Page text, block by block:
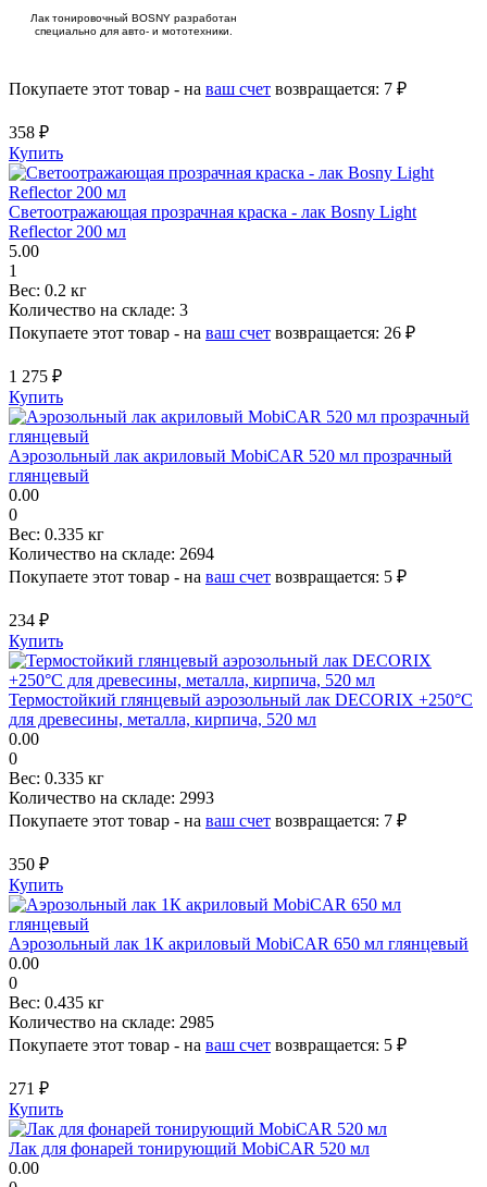
Лак тонировочный BOSNY разработан
специально для авто- и мототехники.
Покупаете этот товар - на ваш счет возвращается: 7 ₽
358 ₽
Купить
Светоотражающая прозрачная краска - лак Bosny Light
Reflector 200 мл
5.00
1
Вес: 0.2 кг
Количество на складе: 3
Покупаете этот товар - на ваш счет возвращается: 26 ₽
1 275 ₽
Купить
Аэрозольный лак акриловый MobiCAR 520 мл прозрачный
глянцевый
0.00
0
Вес: 0.335 кг
Количество на складе: 2694
Покупаете этот товар - на ваш счет возвращается: 5 ₽
234 ₽
Купить
Термостойкий глянцевый аэрозольный лак DECORIX +250°С
для древесины, металла, кирпича, 520 мл
0.00
0
Вес: 0.335 кг
Количество на складе: 2993
Покупаете этот товар - на ваш счет возвращается: 7 ₽
350 ₽
Купить
Аэрозольный лак 1К акриловый MobiCAR 650 мл глянцевый
0.00
0
Вес: 0.435 кг
Количество на складе: 2985
Покупаете этот товар - на ваш счет возвращается: 5 ₽
271 ₽
Купить
Лак для фонарей тонирующий MobiCAR 520 мл
0.00